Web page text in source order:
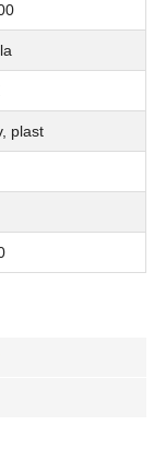
plast